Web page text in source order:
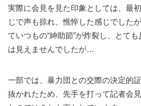
実際に会見を見た印象としては、最
じで声も掠れ、憔悴した感じでした
ていつもの“紳助節”が炸裂し、とて
は見えませんでしたが…
一部では、暴力団との交際の決定的
抜かれたため、先手を打って記者会